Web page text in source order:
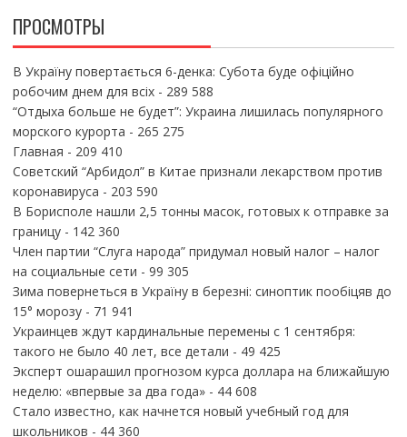
ПРОСМОТРЫ
В Україну повертається 6-денка: Субота буде офіційно
робочим днем для всіх- 289 588
“Отдыха больше не будет”: Украина лишилась популярного
морского курорта - 265 275
Главная - 209 410
Советский “Арбидол” в Китае признали лекарством против
коронавируса - 203 590
В Борисполе нашли 2,5 тонны масок, готовых к отправке за
границу- 142 360
Член партии “Слуга народа” придумал новый налог – налог
на социальные сети - 99 305
Зима повернеться в Україну в березні: синоптик пообіцяв до
15° морозу- 71 941
Украинцев ждут кардинальные перемены с 1 сентября:
такого не было 40 лет, все детали - 49 425
Эксперт ошарашил прогнозом курса доллара на ближайшую
неделю: «впервые за два года»- 44 608
Стало известно, как начнется новый учебный год для
школьников - 44 360